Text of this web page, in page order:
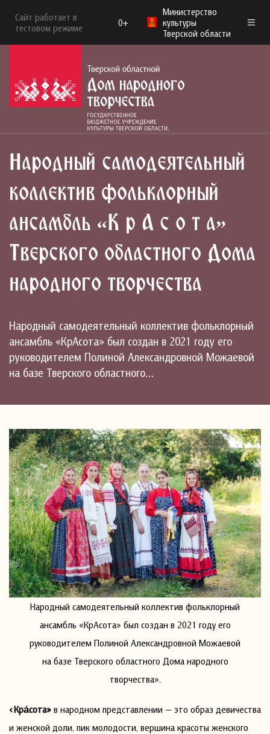
Сайт работает в
тестовом режиме
0+
Министерство
культуры
Тверской области
Народный самодеятельный
коллектив фольклорный
ансамбль «К р А с о т а»
Тверского областного Дома
народного творчества
Народный самодеятельный коллектив фольклорный
ансамбль «КрАсота» был создан в 2021 году его
руководителем Полиной Александровной Можаевой
на базе Тверского областного…
Народный самодеятельный коллектив фольклорный
ансамбль «КрАсота» был создан в 2021 году его
руководителем Полиной Александровной Можаевой
на базе Тверского областного Дома народного
творчества».
«Кра́сота» в народном представлении — это образ девичества
и женской доли, пик молодости, вершина красоты женского